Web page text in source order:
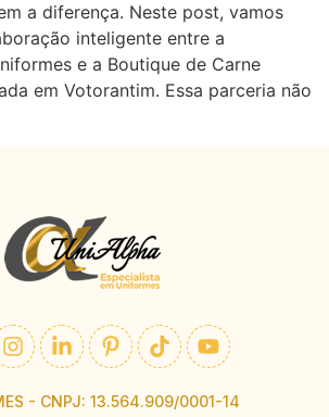
a diferença. Neste post, vamos
inteligente entre a
e a Boutique de Carne
em Votorantim. Essa parceria não
- CNPJ: 13.564.909/0001-14